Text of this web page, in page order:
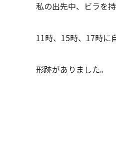
私の出先中、ビラを
11時、15時、17時に
形跡がありました。